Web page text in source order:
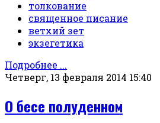
толкование
священное писание
ветхий зет
экзегетика
Подробнее ...
Четверг, 13 февраля 2014 15:40
О бесе полуденном